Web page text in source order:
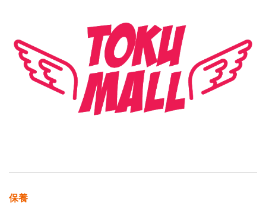
保養